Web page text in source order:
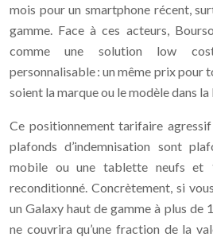
mois pour un smartphone récent,
gamme. Face à ces acteurs,
comme une solution low
personnalisable : un même prix pour
soient la marque ou le modèle dans
Ce positionnement tarifaire
plafonds d’indemnisation sont
mobile ou une tablette neufs et
reconditionné. Concrètement, si
un Galaxy haut de gamme à plus de
ne couvrira qu’une fraction de la